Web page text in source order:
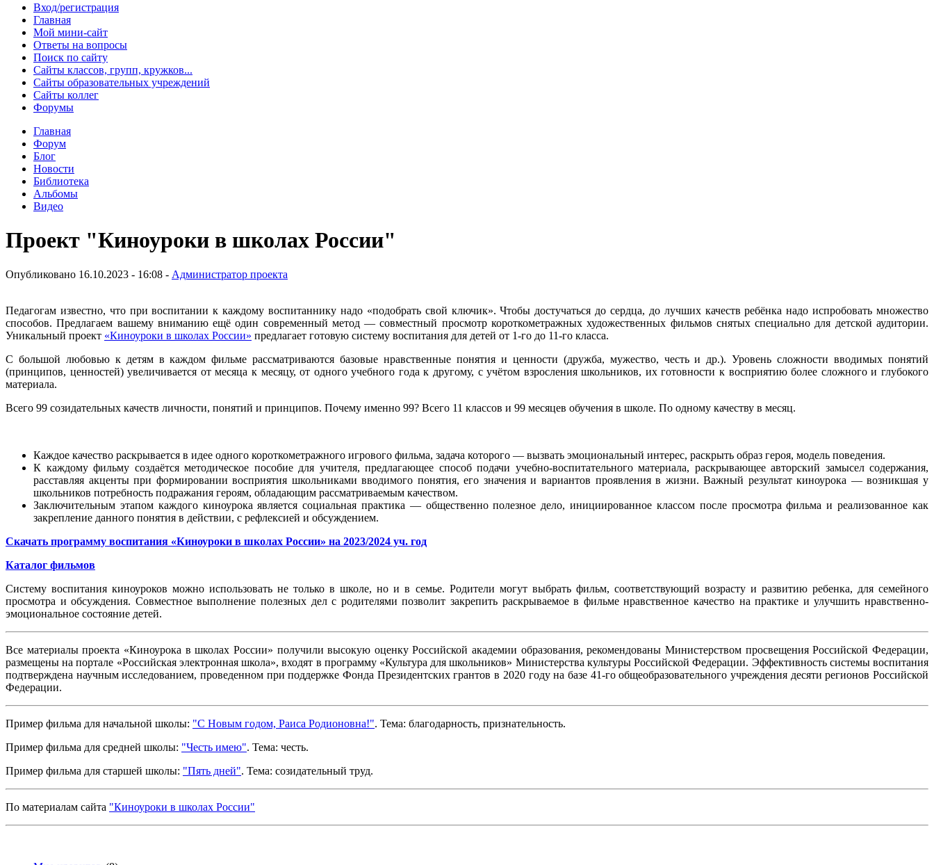
Вход/регистрация
Главная
Мой мини-сайт
Ответы на вопросы
Поиск по сайту
Сайты классов, групп, кружков...
Сайты образовательных учреждений
Сайты коллег
Форумы
Главная
Форум
Блог
Новости
Библиотека
Альбомы
Видео
Проект "Киноуроки в школах России"
Опубликовано 16.10.2023 - 16:08 - Администратор проекта
Педагогам известно, что при воспитании к каждому воспитаннику надо «подобрать свой ключик». Чтобы достучаться до сердца, до лучших качеств ребёнка надо испробовать множество
способов. Предлагаем вашему вниманию ещё один современный метод — совместный просмотр короткометражных художественных фильмов снятых специально для детской аудитории.
Уникальный проект «Киноуроки в школах России» предлагает готовую систему воспитания для детей от 1-го до 11-го класса.
С большой любовью к детям в каждом фильме рассматриваются базовые нравственные понятия и ценности (дружба, мужество, честь и др.). Уровень сложности вводимых понятий
(принципов, ценностей) увеличивается от месяца к месяцу, от одного учебного года к другому, с учётом взросления школьников, их готовности к восприятию более сложного и глубокого
материала.
Всего 99 созидательных качеств личности, понятий и принципов. Почему именно 99? Всего 11 классов и 99 месяцев обучения в школе. По одному качеству в месяц.
Каждое качество раскрывается в идее одного короткометражного игрового фильма, задача которого — вызвать эмоциональный интерес, раскрыть образ героя, модель поведения.
К каждому фильму создаётся методическое пособие для учителя, предлагающее способ подачи учебно-воспитательного материала, раскрывающее авторский замысел содержания,
расставляя акценты при формировании восприятия школьниками вводимого понятия, его значения и вариантов проявления в жизни. Важный результат киноурока — возникшая у
школьников потребность подражания героям, обладающим рассматриваемым качеством.
Заключительным этапом каждого киноурока является социальная практика — общественно полезное дело, инициированное классом после просмотра фильма и реализованное как
закрепление данного понятия в действии, с рефлексией и обсуждением.
Скачать программу воспитания «Киноуроки в школах России» на 2023/2024 уч. год
Каталог фильмов
Систему воспитания киноуроков можно использовать не только в школе, но и в семье. Родители могут выбрать фильм, соответствующий возрасту и развитию ребенка, для семейного
просмотра и обсуждения. Совместное выполнение полезных дел с родителями позволит закрепить раскрываемое в фильме нравственное качество на практике и улучшить нравственно-
эмоциональное состояние детей.
Все материалы проекта «Киноурока в школах России» получили высокую оценку Российской академии образования, рекомендованы Министерством просвещения Российской Федерации,
размещены на портале «Российская электронная школа», входят в программу «Культура для школьников» Министерства культуры Российской Федерации. Эффективность системы воспитания
подтверждена научным исследованием, проведенном при поддержке Фонда Президентских грантов в 2020 году на базе 41-го общеобразовательного учреждения десяти регионов Российской
Федерации.
Пример фильма для начальной школы: "С Новым годом, Раиса Родионовна!". Тема: благодарность, признательность.
Пример фильма для средней школы: "Честь имею". Тема: честь.
Пример фильма для старшей школы: "Пять дней". Тема: созидательный труд.
По материалам сайта "Киноуроки в школах России"